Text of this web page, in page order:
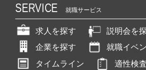
SERVICE 就職サービス
求人を探す
説明会を
企業を探す
就職イベ
タイムライン
適性検査